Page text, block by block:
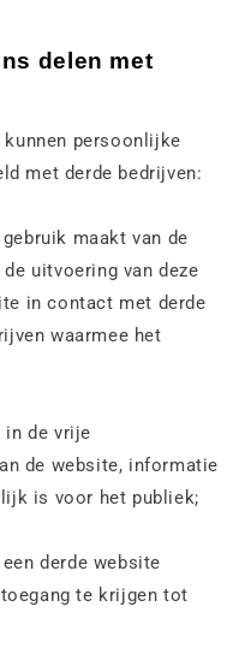
delen met
kunnen persoonlijke
met derde bedrijven:
maakt van de
uitvoering van deze
in contact met derde
waarmee het
in de vrije
de website, informatie
is voor het publiek;
derde website
te krijgen tot